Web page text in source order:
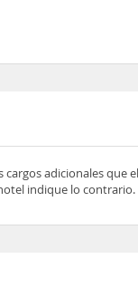
adicionales que
indique lo contrario.